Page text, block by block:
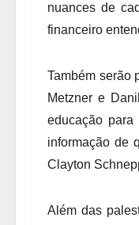
nuances de
financeiro
Também serão
Metzner e
educação
informação de
Clayton
Além das